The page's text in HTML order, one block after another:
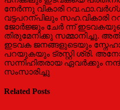
നേര്‍ന്നു വികാരി റവ.ഫാ.വര്‍ഗ്
വട്ടപറന്പിലും സഹ.വികാരി
ജോര്‍ജ്ജും ചേര്‍ ന്ന്
തിരുമേനിക്കു സമ്മാനിച്ചു.
ഇടവക ജനങ്ങളുടെയും
പറയുകയും ട്രസ്റ്റി ശ്രി.
സന്നിഹിതരായ ഏവര്‍ക്കും
സംസാരിച്ചു
Related Posts